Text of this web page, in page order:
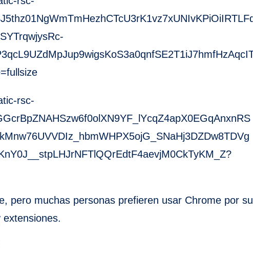
pero muchas personas prefieren usar Chrome por su